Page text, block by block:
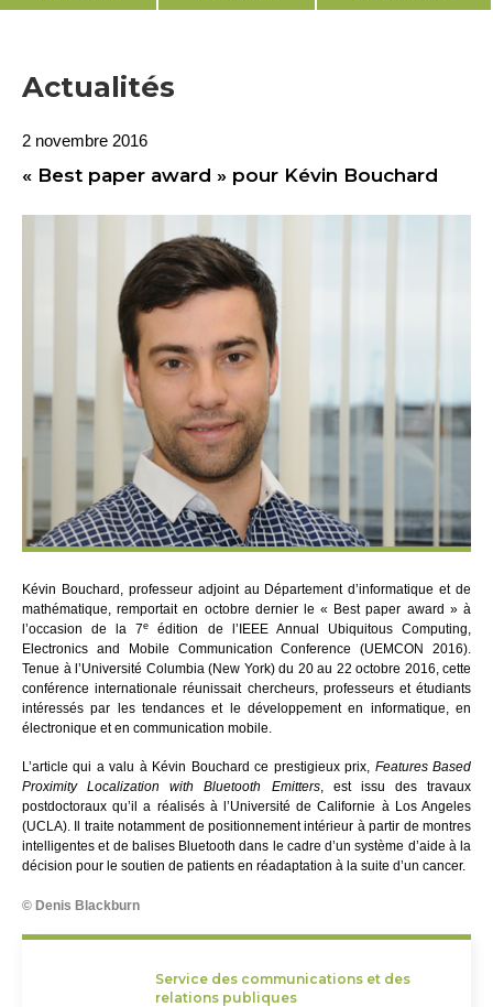
Actualités
2 novembre 2016
« Best paper award » pour Kévin Bouchard
Kévin Bouchard, professeur adjoint au Département d’informatique et de
mathématique, remportait en octobre dernier le « Best paper award » à
l’occasion de la 7e
édition de l’IEEE Annual Ubiquitous Computing,
Electronics and Mobile Communication Conference (UEMCON 2016).
Tenue à l’Université Columbia (New York) du 20 au 22 octobre 2016, cette
conférence internationale réunissait chercheurs, professeurs et étudiants
intéressés par les tendances et le développement en informatique, en
électronique et en communication mobile.
L’article qui a valu à Kévin Bouchard ce prestigieux prix, Features Based
Proximity Localization with Bluetooth Emitters, est issu des travaux
postdoctoraux qu’il a réalisés à l’Université de Californie à Los Angeles
(UCLA). Il traite notamment de positionnement intérieur à partir de montres
intelligentes et de balises Bluetooth dans le cadre d’un système d’aide à la
décision pour le soutien de patients en réadaptation à la suite d’un cancer.
© Denis Blackburn
Service des communications et des
relations publiques